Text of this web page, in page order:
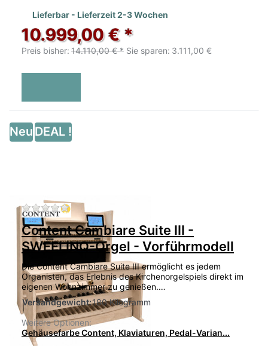
Lieferbar - Lieferzeit 2-3 Wochen
10.999,00 € *
Preis bisher: 14.110,00 € * Sie sparen: 3.111,00 €
Neu DEAL !
Zu diesem Produkt liegen noch keine
Content Cambiare Suite III -
SWEELINQ-Orgel - Vorführmodell
Die Content Cambiare Suite III ermöglicht es jedem
Organisten, das Erlebnis des Kirchenorgelspiels direkt im
eigenen Wohnzimmer zu genießen.…
Versandgewicht:180 Kilogramm
Weitere Optionen:
Gehäusefarbe Content, Klaviaturen, Pedal-Varian...